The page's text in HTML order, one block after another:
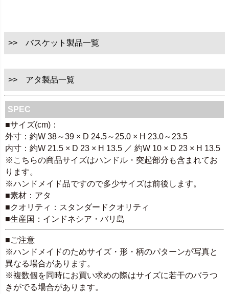
>> バスケット製品一覧
>> アタ製品一覧
SPEC
■サイズ(cm)：
外寸：約W 38～39 × D 24.5～25.0 × H 23.0～23.5
内寸：約W 21.5 × D 23 × H 13.5 ／ 約W 10 × D 23 × H 13.5
※こちらの商品サイズはハンドル・突起部分も含まれてお
ります。
※ハンドメイド品ですので多少サイズは前後します。
■素材：アタ
■クオリティ：スタンダードクオリティ
■生産国：インドネシア・バリ島
■ご注意
※ハンドメイドのためサイズ・形・柄のパターンが写真と
異なる場合があります。
※複数個を同時にお買い求めの際はサイズに若干のバラつ
きがでる場合があります。